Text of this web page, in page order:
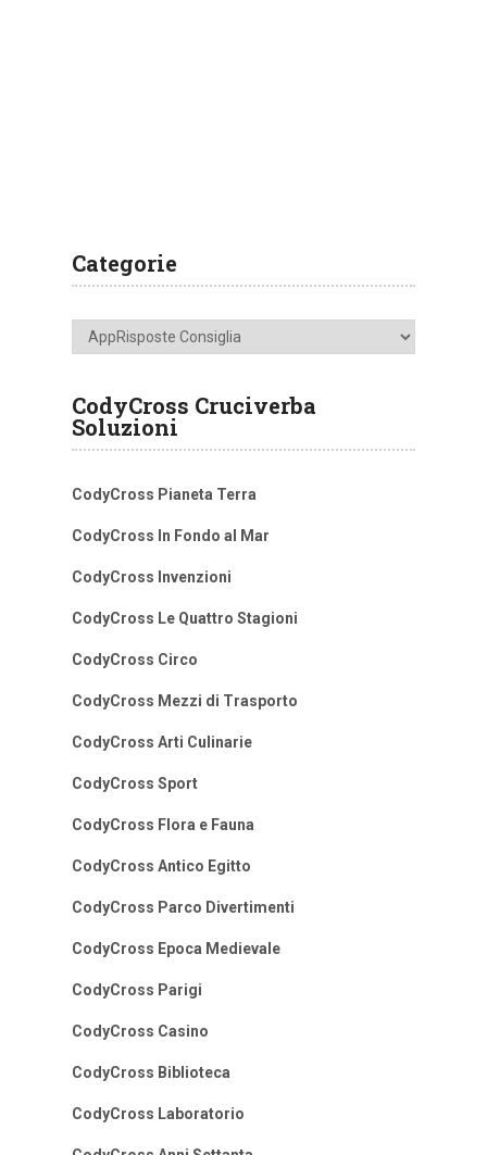
Categorie
Categorie
CodyCross Cruciverba
Soluzioni
CodyCross Pianeta Terra
CodyCross In Fondo al Mar
CodyCross Invenzioni
CodyCross Le Quattro Stagioni
CodyCross Circo
CodyCross Mezzi di Trasporto
CodyCross Arti Culinarie
CodyCross Sport
CodyCross Flora e Fauna
CodyCross Antico Egitto
CodyCross Parco Divertimenti
CodyCross Epoca Medievale
CodyCross Parigi
CodyCross Casino
CodyCross Biblioteca
CodyCross Laboratorio